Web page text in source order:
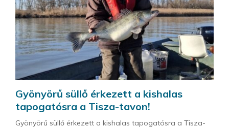
Gyönyörű süllő érkezett a kishalas
tapogatósra a Tisza-tavon!
Gyönyörű süllő érkezett a kishalas tapogatósra a Tisza-